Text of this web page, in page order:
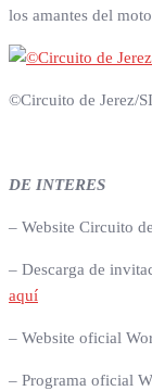
los amantes del
©Circuito de Jerez/
DE INTERES
– Website Circuito
– Descarga de
aquí
– Website oficial
– Programa oficial